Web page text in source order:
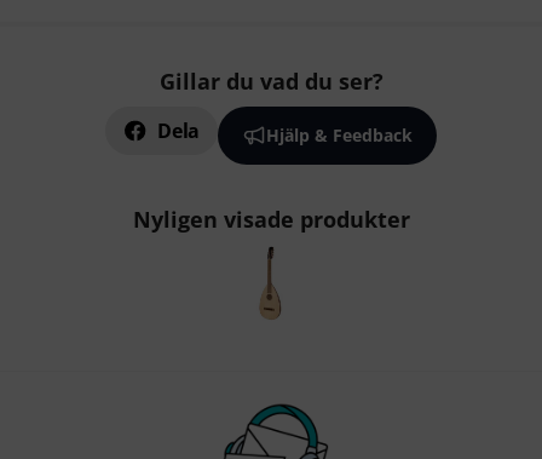
Gillar du vad du ser?
Dela Hjälp & Feedback
Nyligen visade produkter